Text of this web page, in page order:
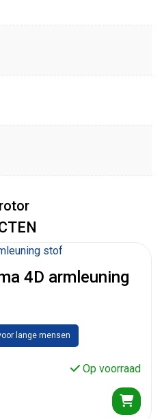
4D armleuning
lange mensen
Op voorraad